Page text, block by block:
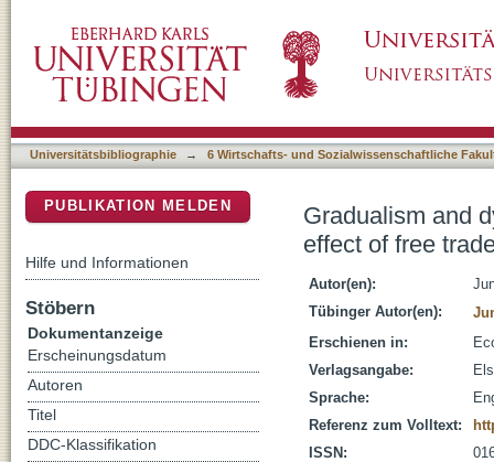
Universitätsbibliographie → 6 Wirtschafts- und Sozialwissenschaftliche
Gradualism and
effect of free
Autor(en):
Tübinger Autor(en):
Erschienen in:
Verlagsangabe:
Sprache:
Referenz zum Volltext:
ISSN:
PUBLIKATION MELDEN
Hilfe und Informationen
Stöbern
Dokumentanzeige
Erscheinungsdatum
Autoren
Titel
DDC-Klassifikation